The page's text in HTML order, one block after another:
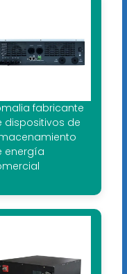
fabricante
dispositivos de
energía